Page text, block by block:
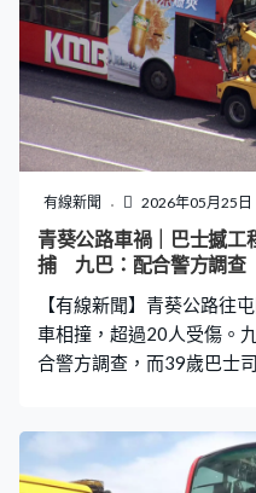
放雪糕筒，讓後方車輛未
當局徹查。
有線新聞 2026年05月25日
青葵公路車禍｜巴士撼
捕 九巴：配合警方調查
【有線新聞】青葵公路往
車相撞，超過20人受傷。
合警方調查，而39歲巴士
繼續向前，再撞向另一輛
被困，車上20多名乘客受